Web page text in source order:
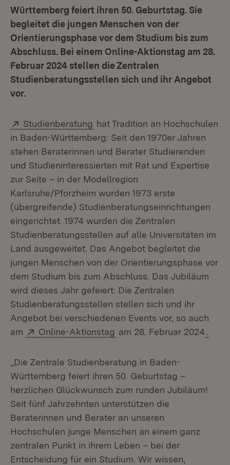
Württemberg feiert ihren 50. Geburtstag. Sie
begleitet die jungen Menschen von der
Orientierungsphase vor dem Studium bis zum
Abschluss. Bei einem Online-Aktionstag am 28.
Februar 2024 stellen die Zentralen
Studienberatungsstellen sich und ihr Angebot
vor.
Extern:
Studienberatung (Öffnet in neuem Fenster)
hat Tradition an Hochschulen
in Baden-Württemberg: Seit den 1970er Jahren
stehen Beraterinnen und Berater Studierenden
und Studieninteressierten mit Rat und Expertise
zur Seite – in der Modellregion
Karlsruhe/Pforzheim wurden 1973 erste
(übergreifende) Studienberatungseinrichtungen
eingerichtet. 1974 wurden die Zentralen
Studienberatungsstellen auf alle Universitäten im
Land ausgeweitet. Das Angebot begleitet die
jungen Menschen von der Orientierungsphase vor
dem Studium bis zum Abschluss. Das Jubiläum
wird dieses Jahr gefeiert: Die Zentralen
Studienberatungsstellen stellen sich und ihr
Angebot bei verschiedenen Events vor, so auch
am
Extern:
Online-Aktionstag (Öffnet in neuem Fenster)
am 28. Februar 2024
„Die Zentrale Studienberatung in Baden-
Württemberg feiert ihren 50. Geburtstag –
herzlichen Glückwunsch zum runden Jubiläum!
Seit fünf Jahrzehnten unterstützen die
Beraterinnen und Berater an unseren
Hochschulen junge Menschen an einem ganz
zentralen Punkt in ihrem Leben – bei der
Entscheidung für ein Studium. Wir wissen,